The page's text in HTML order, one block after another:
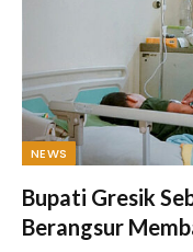
NEWS
Bupati Gresik
Berangsur